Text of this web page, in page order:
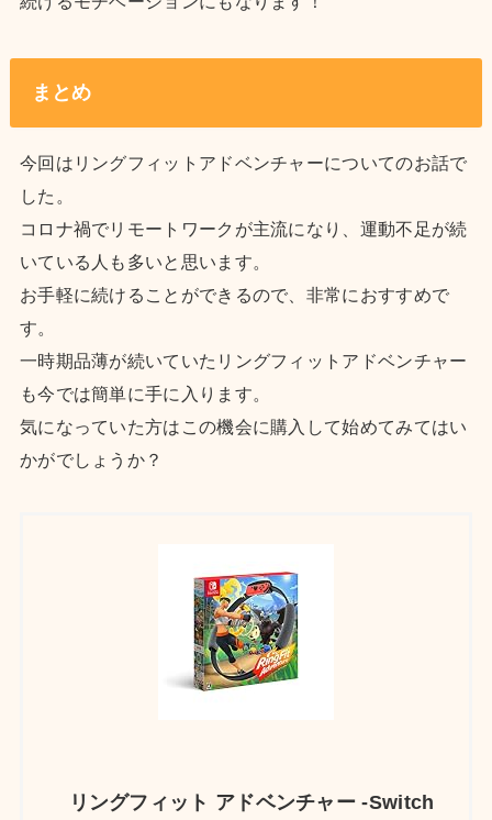
まとめ
今回はリングフィットアドベンチャーについてのお話で
した。
コロナ禍でリモートワークが主流になり、運動不足が続
いている人も多いと思います。
お手軽に続けることができるので、非常におすすめで
す。
一時期品薄が続いていたリングフィットアドベンチャー
も今では簡単に手に入ります。
気になっていた方はこの機会に購入して始めてみてはい
かがでしょうか？
リングフィット アドベンチャー -Switch